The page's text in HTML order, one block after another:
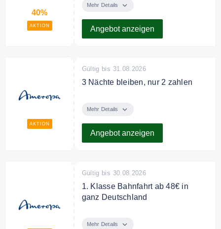
40%
AKTION
viele Reiseziele
Mehr Details
Angebot anzeigen
AKTION
Gültig bis 31.08.2026
3 Nächte bleiben, nur 2 zahlen
Ameropa können Sie zu
Nacht gratis übernachten.
Mehr Details
Angebot anzeigen
Gültig bis 30.08.2026
1. Klasse Bahnfahrt ab 48€ in
ganz Deutschland
Paket in Deutschland aussuchen,
Mehr Details